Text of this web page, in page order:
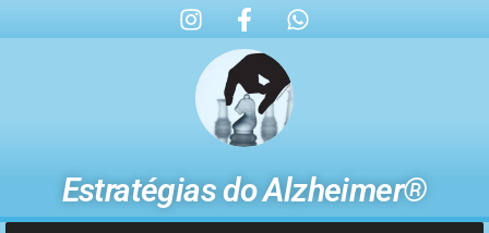
Estratégias do Alzheimer®